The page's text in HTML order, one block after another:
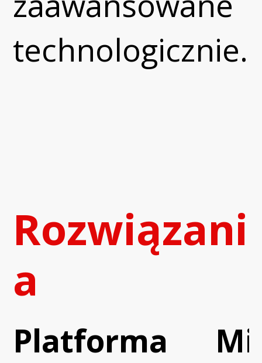
Rozwiązani
a
Platforma